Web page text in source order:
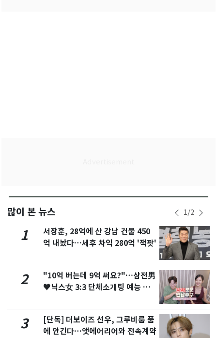
많이 본 뉴스 1/2
1
서장훈, 28억에 산 강남 건물 450
억 내놨다…세후 차익 280억 '잭팟'
2
"10억 버는데 9억 써요?"…삼전男
♥닉스女 3:3 단체소개팅 예능 화
3
[단독] 더보이즈 선우, 그루비룸 품
에 안긴다…앳에어리어와 전속계약